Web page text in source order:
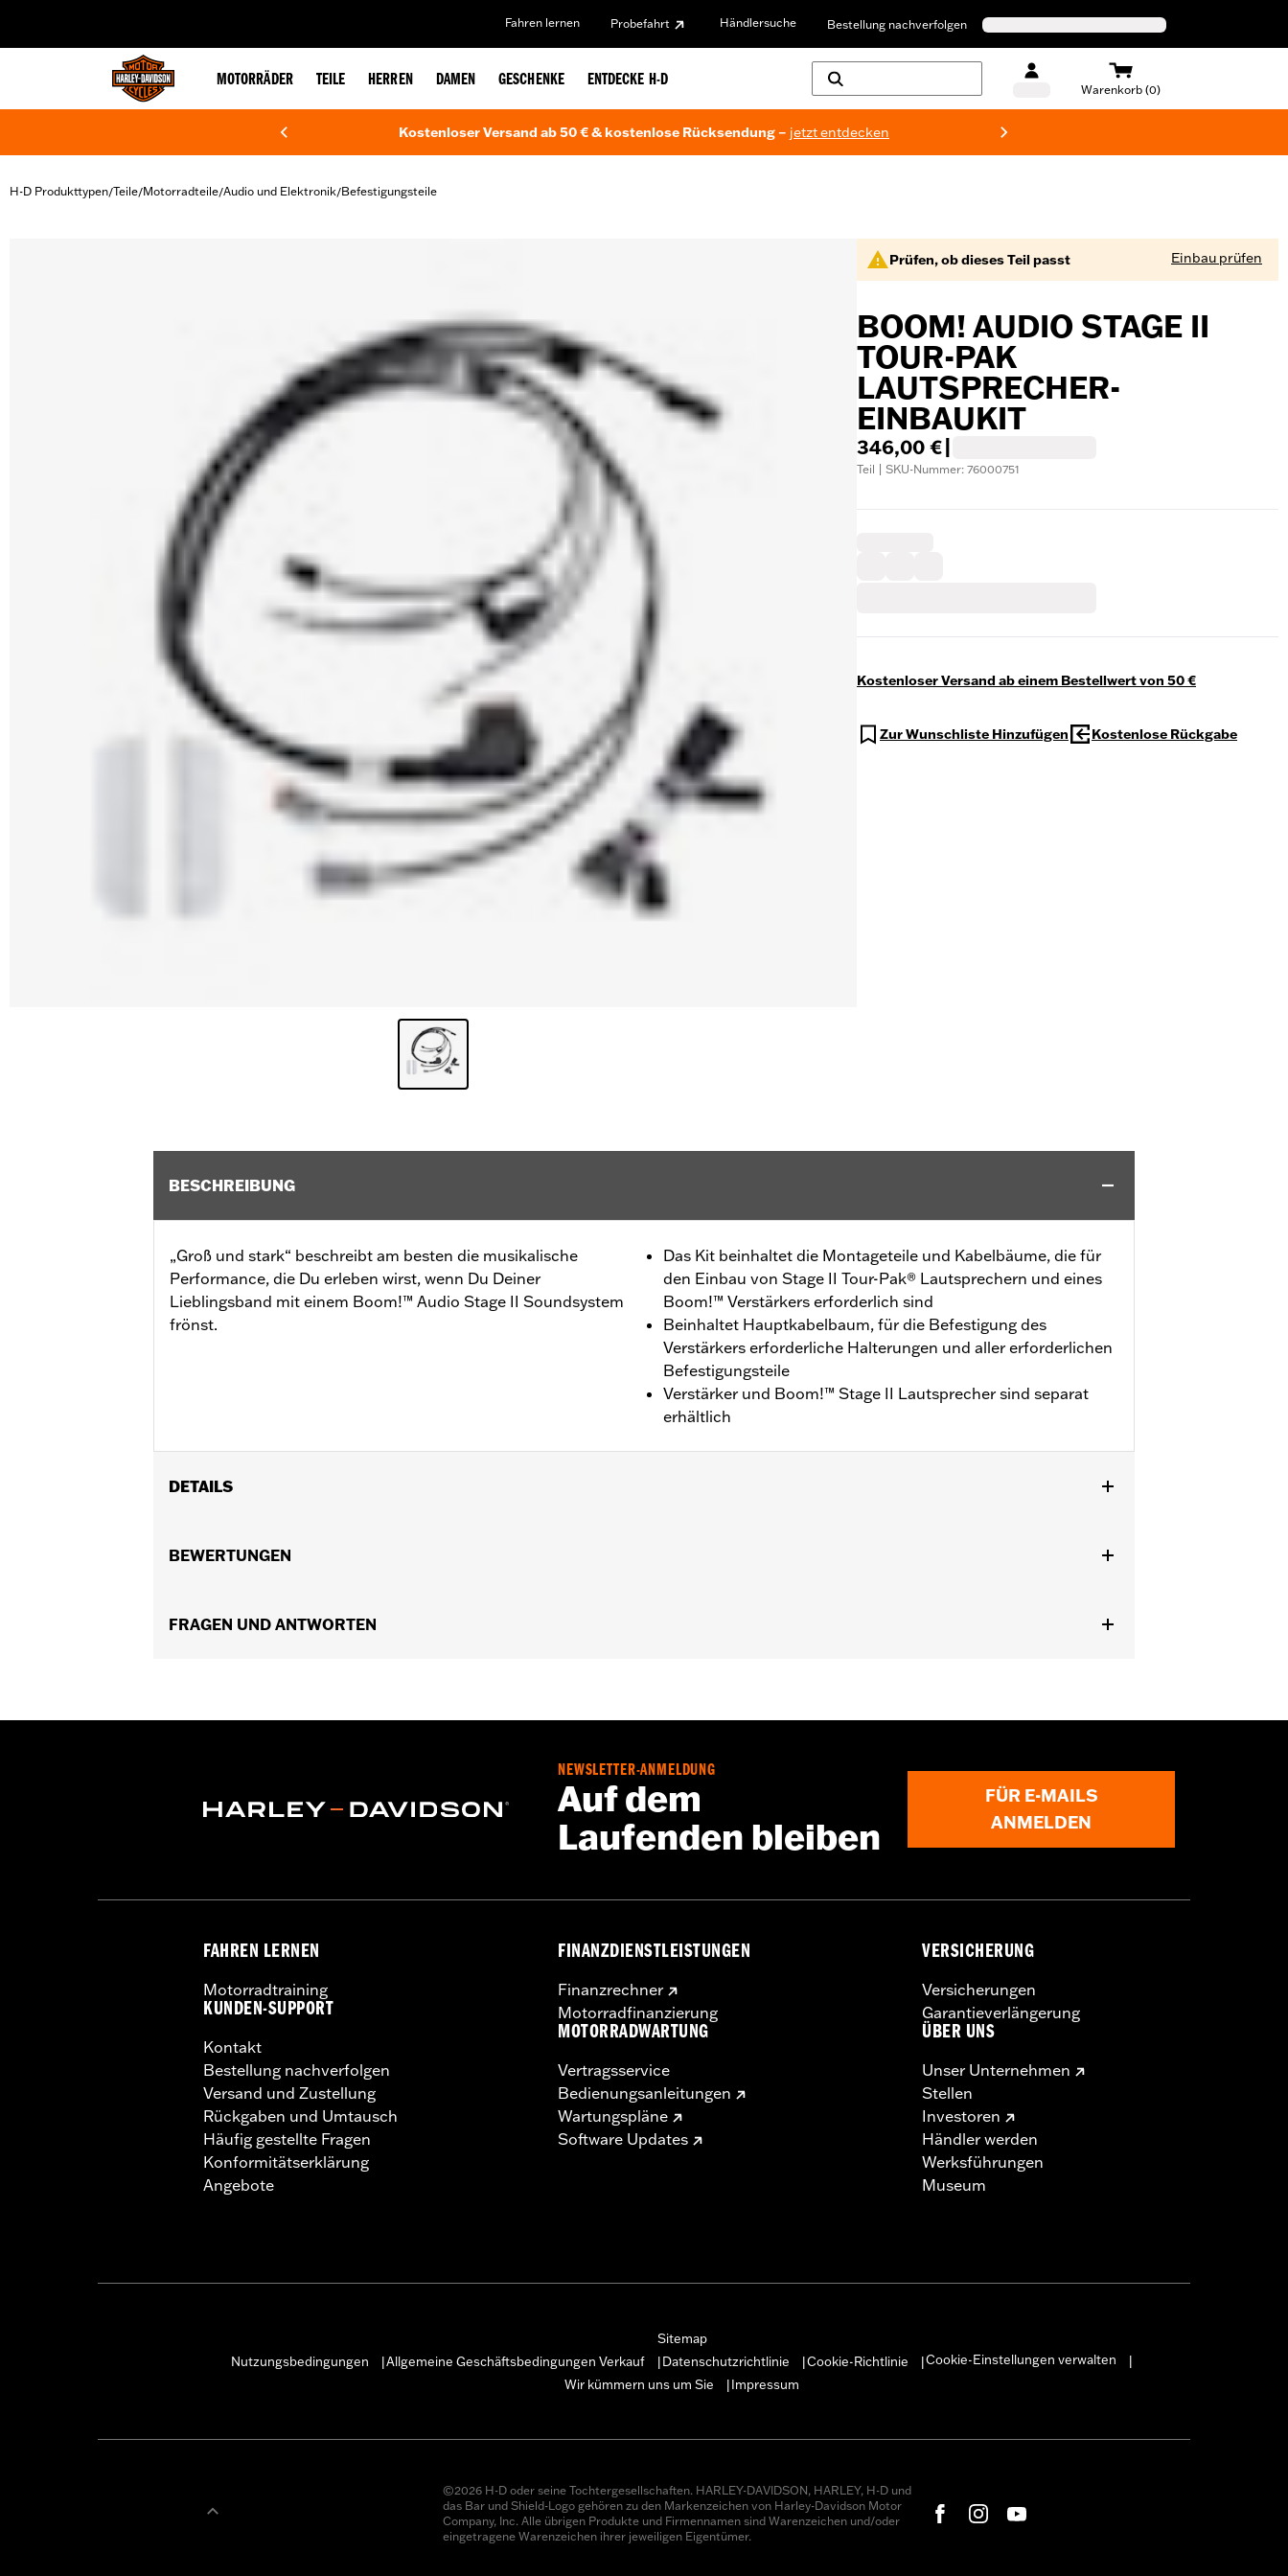
Fahren lernen Probefahrt Händlersuche Bestellung nachverfolgen
MOTORRÄDER TEILE HERREN DAMEN GESCHENKE ENTDECKE H-D
Warenkorb (0)
Kostenloser Versand ab 50 € & kostenlose Rücksendung – jetzt entdecken
H-D Produkttypen/Teile/Motorradteile/Audio und Elektronik/Befestigungsteile
Prüfen, ob dieses Teil passt Einbau prüfen
BOOM! AUDIO STAGE II
TOUR-PAK
LAUTSPRECHER-
EINBAUKIT
346,00 €
Teil | SKU-Nummer: 76000751
Kostenloser Versand ab einem Bestellwert von 50 €
Zur Wunschliste Hinzufügen Kostenlose Rückgabe
BESCHREIBUNG
„Groß und stark“ beschreibt am besten die musikalische
Performance, die Du erleben wirst, wenn Du Deiner
Lieblingsband mit einem Boom!™ Audio Stage II Soundsystem
frönst.
Das Kit beinhaltet die Montageteile und Kabelbäume, die für
den Einbau von Stage II Tour-Pak® Lautsprechern und eines
Boom!™ Verstärkers erforderlich sind
Beinhaltet Hauptkabelbaum, für die Befestigung des
Verstärkers erforderliche Halterungen und aller erforderlichen
Befestigungsteile
Verstärker und Boom!™ Stage II Lautsprecher sind separat
erhältlich
DETAILS
FLTRXS Modelle sowie FLHXSE Modelle ’14–’22 mit einem King Tour-Pak®, festem Tour-Pak® Gepäckträger, Boom!™ Box Audio-
Lautsprecher-Verbindungskabelbaum P/N 69201930 und Überbrückungskabelbaum für hintere Lautsprecher P/N 69200489.
Installationsanleitung
Hauptkabelbaum, für die Befestigung des Verstärkers erforderliche Halterungen und aller erforderlichen Befestigungsteile
NOTIZEN: Boom!™ Audio Stage II Systeme mit 6 oder 8 Lautsprechern erfordern den Einbau eines Hochleistungs-Ladesystems P/N
BEWERTUNGEN
FRAGEN UND ANTWORTEN
NEWSLETTER-ANMELDUNG
Auf dem
Laufenden bleiben
FÜR E-MAILS
ANMELDEN
FAHREN LERNEN
Motorradtraining
KUNDEN-SUPPORT
Kontakt
Bestellung nachverfolgen
Versand und Zustellung
Rückgaben und Umtausch
Häufig gestellte Fragen
Konformitätserklärung
Angebote
FINANZDIENSTLEISTUNGEN
Finanzrechner
Motorradfinanzierung
MOTORRADWARTUNG
Vertragsservice
Bedienungsanleitungen
Wartungspläne
Software Updates
VERSICHERUNG
Versicherungen
Garantieverlängerung
ÜBER UNS
Unser Unternehmen
Stellen
Investoren
Händler werden
Werksführungen
Museum
Sitemap
Nutzungsbedingungen
Allgemeine Geschäftsbedingungen Verkauf Datenschutzrichtlinie Cookie-Richtlinie Cookie-Einstellungen verwalten
Wir kümmern uns um Sie
Impressum
©2026 H-D oder seine Tochtergesellschaften. HARLEY-DAVIDSON, HARLEY, H-D und
das Bar und Shield-Logo gehören zu den Markenzeichen von Harley-Davidson Motor
Company, Inc. Alle übrigen Produkte und Firmennamen sind Warenzeichen und/oder
eingetragene Warenzeichen ihrer jeweiligen Eigentümer.